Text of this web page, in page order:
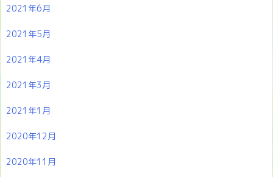
2021年6月
2021年5月
2021年4月
2021年3月
2021年1月
2020年12月
2020年11月